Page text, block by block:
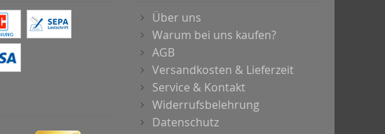
Über uns
Warum bei uns kaufen?
AGB
Versandkosten & Lieferzeit
Service & Kontakt
Widerrufsbelehrung
Datenschutz